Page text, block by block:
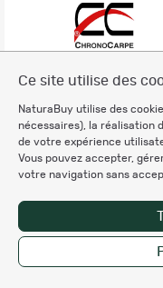
Ce site utilise des
NaturaBuy utilise des
nécessaires), la réalisation
de votre expérience
Vous pouvez accepter,
votre navigation sans
Charte éthique
Mentions légales
Règlement & Conditions
Politique de protection
des données personnelles
Personnalisation des
Copyright © 2007-2026
Les marques